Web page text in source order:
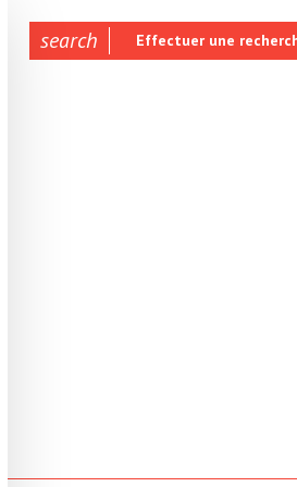
search Effectuer une